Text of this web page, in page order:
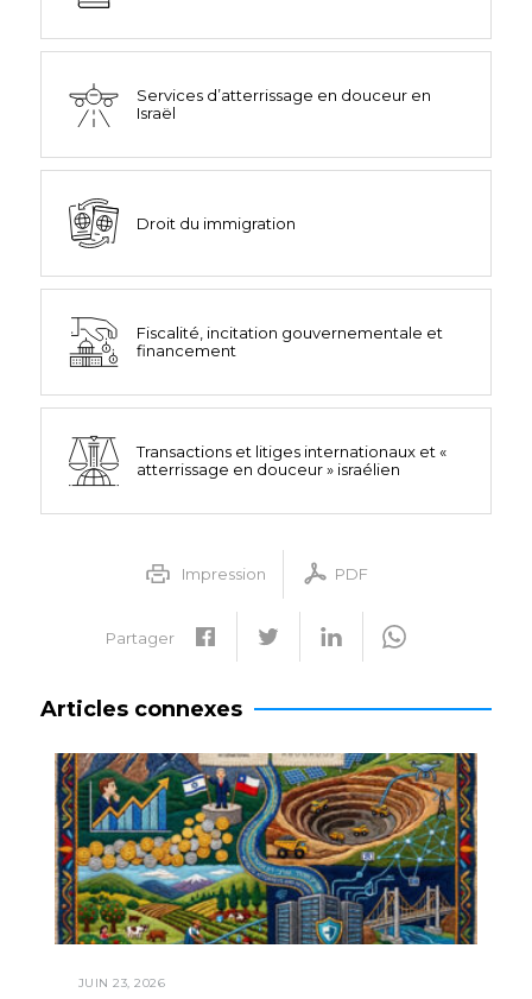
Services d’atterrissage en douceur en
Israël
Droit du immigration
Fiscalité, incitation gouvernementale et
financement
Transactions et litiges internationaux et «
atterrissage en douceur » israélien
Impression PDF
Partager
Articles connexes
JUIN 23, 2026